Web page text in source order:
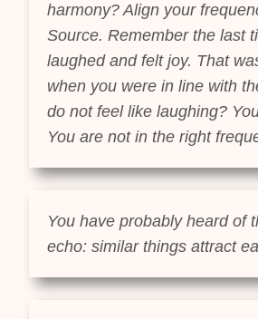
harmony? Align your
Source. Remember the last
laughed and felt joy. That
when you were in line with
do not feel like laughing?
You are not in the right
You have probably heard of
echo: similar things attract